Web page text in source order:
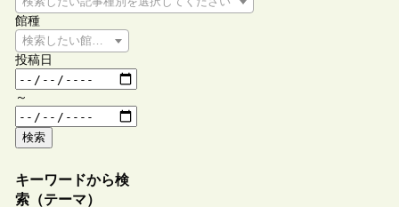
館種
検索したい館種を選択してください
投稿日
～
検索
キーワードから検
索（テーマ）